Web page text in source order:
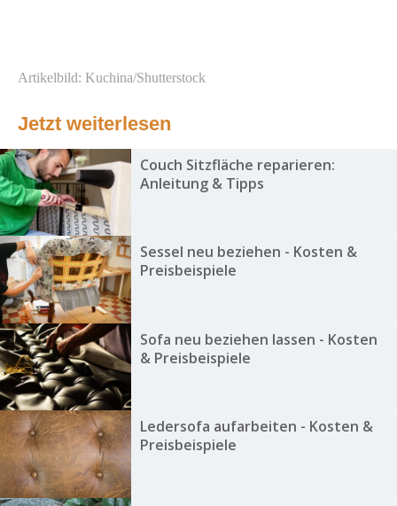
Artikelbild: Kuchina/Shutterstock
Jetzt weiterlesen
Couch Sitzfläche reparieren:
Anleitung & Tipps
Sessel neu beziehen - Kosten &
Preisbeispiele
Sofa neu beziehen lassen - Kosten
& Preisbeispiele
Ledersofa aufarbeiten - Kosten &
Preisbeispiele